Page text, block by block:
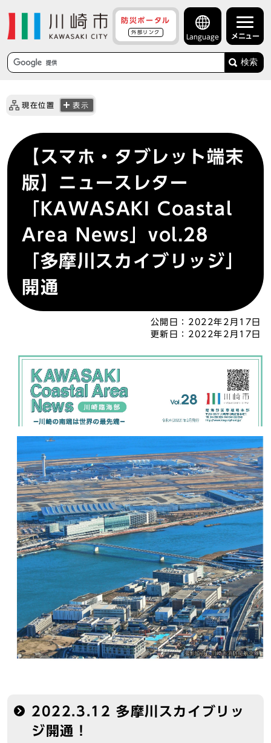
防災ポータル
外部リンク
Language メニュー
検索
現在位置 表示
【スマホ・タブレット端末
版】ニュースレター
「KAWASAKI Coastal
Area News」vol.28
「多摩川スカイブリッジ」
開通
公開日： 2022年2月17日
更新日： 2022年2月17日
2022.3.12 多摩川スカイブリッ
ジ開通！